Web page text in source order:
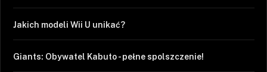
Jakich modeli Wii U unikać?
Giants: Obywatel Kabuto - pełne spolszczenie!